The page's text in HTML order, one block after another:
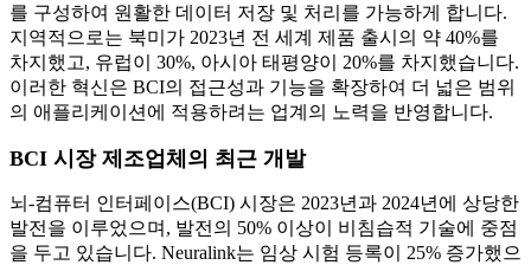
를 구성하여 원활한 데이터 저장 및 처리를 가능하게 합니다.
지역적으로는 북미가 2023년 전 세계 제품 출시의 약 40%를
차지했고, 유럽이 30%, 아시아 태평양이 20%를 차지했습니다.
이러한 혁신은 BCI의 접근성과 기능을 확장하여 더 넓은 범위
의 애플리케이션에 적용하려는 업계의 노력을 반영합니다.
BCI 시장 제조업체의 최근 개발
뇌-컴퓨터 인터페이스(BCI) 시장은 2023년과 2024년에 상당한
발전을 이루었으며, 발전의 50% 이상이 비침습적 기술에 중점
을 두고 있습니다. Neuralink는 임상 시험 등록이 25% 증가했으